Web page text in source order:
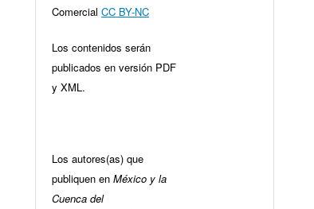
Comercial CC BY-NC
Los contenidos serán
publicados en versión PDF
y XML.
Los autores(as) que
publiquen en México y la
Cuenca del